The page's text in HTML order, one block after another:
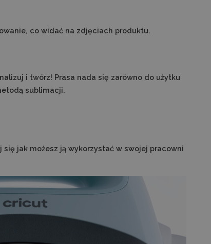
co widać na zdjęciach produktu.
i twórz! Prasa nada się zarówno do użytku
sublimacji.
jak możesz ją wykorzystać w swojej pracowni